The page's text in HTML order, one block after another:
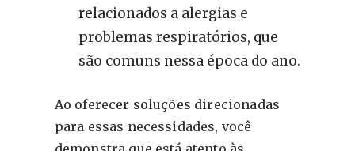
relacionados a alergias e
problemas respiratórios, que
são comuns nessa época do ano.
Ao oferecer soluções direcionadas
para essas necessidades, você